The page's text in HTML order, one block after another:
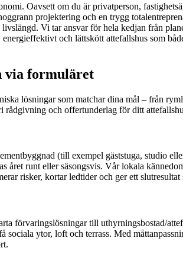
Oavsett om du är privatperson,
projektering och en trygg
Vi tar ansvar för hela kedjan från
och lättskött attefallshus som
via formuläret
lösningar som matchar dina mål – från
och offertunderlag för ditt
(till exempel gäststuga, studio
året runt eller säsongsvis. Vår lokala
risker, kortar ledtider och ger ett
förvaringslösningar till uthyrningsbostad/
ytor, loft och terrass. Med